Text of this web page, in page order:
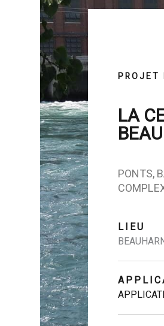
PROJET
LA
PONTS,
LIEU